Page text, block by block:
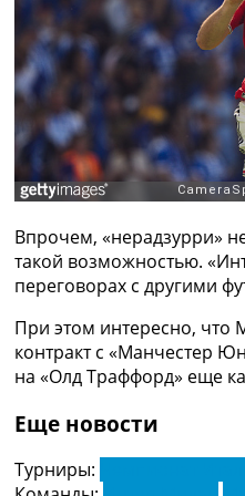
Рейтинг ФИФА
ТВ программа
RU
Categories
Главная
Видео
Трансферы
Новости
Последние
Конкурс прогнозов
Логин
Рейтинги
Правила
Коллективный
Турниры
Чемпионат Мира
Впрочем, «нерадзурри»
такой возможностью.
переговорах с другими
При этом интересно, что
контракт с «Манчестер
на «Олд Траффорд» еще
Еще новости
Турниры: